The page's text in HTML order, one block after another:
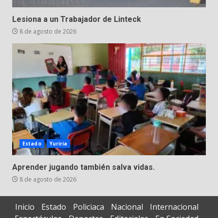
Lesiona a un Trabajador de Linteck
8 de agosto de 2026
Estado Yuriria
Aprender jugando también salva vidas.
8 de agosto de 2026
Inicio Estado Policiaca Nacional
Internacional